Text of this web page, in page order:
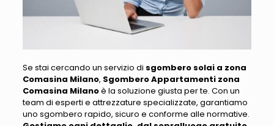
Se stai cercando un servizio di sgombero solai a zona
Comasina Milano, Sgombero Appartamenti zona
Comasina Milanoè la soluzione giusta per te. Con un
team di esperti e attrezzature specializzate, garantiamo
uno sgombero rapido, sicuro e conforme alle normative.